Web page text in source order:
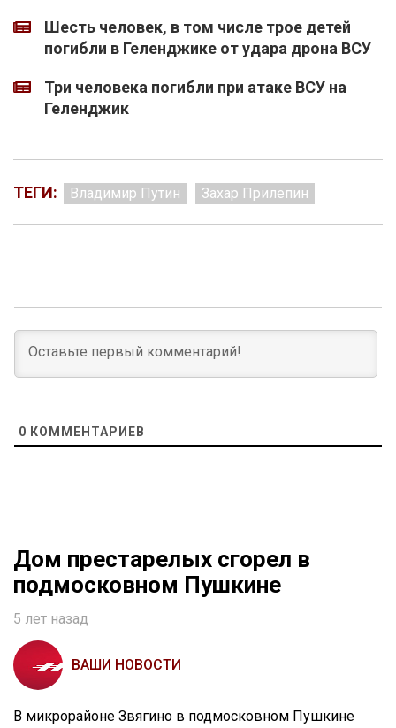
Шесть человек, в том числе трое детей
погибли в Геленджике от удара дрона ВСУ
Три человека погибли при атаке ВСУ на
Геленджик
ТЕГИ: Владимир Путин Захар Прилепин
0 КОММЕНТАРИЕВ
Дом престарелых сгорел в
подмосковном Пушкине
5 лет назад
ВАШИ НОВОСТИ
В микрорайоне Звягино в подмосковном Пушкине